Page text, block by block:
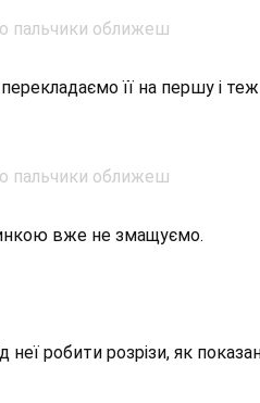
її на першу і теж
вже не змащуємо.
робити розрізи, як